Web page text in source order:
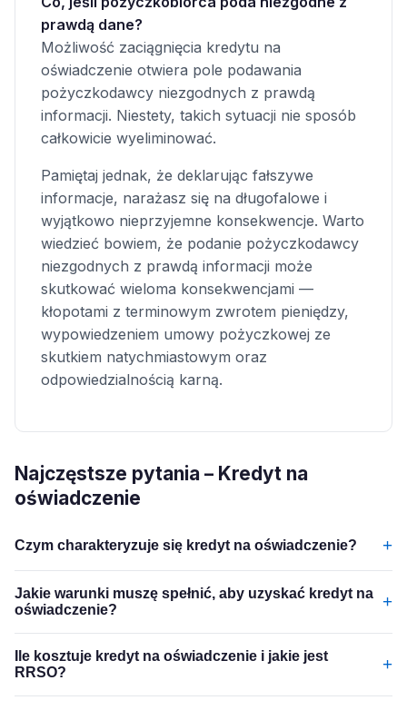
prawdą dane?
Możliwość zaciągnięcia kredytu na
oświadczenie otwiera pole podawania
pożyczkodawcy niezgodnych z prawdą
informacji. Niestety, takich sytuacji nie sposób
całkowicie wyeliminować.
Pamiętaj jednak, że deklarując fałszywe
informacje, narażasz się na długofalowe i
wyjątkowo nieprzyjemne konsekwencje. Warto
wiedzieć bowiem, że podanie pożyczkodawcy
niezgodnych z prawdą informacji może
skutkować wieloma konsekwencjami —
kłopotami z terminowym zwrotem pieniędzy,
wypowiedzeniem umowy pożyczkowej ze
skutkiem natychmiastowym oraz
odpowiedzialnością karną.
Najczęstsze pytania – Kredyt na
oświadczenie
Czym charakteryzuje się kredyt na oświadczenie? +
Jakie warunki muszę spełnić, aby uzyskać kredyt na
oświadczenie?
+
Ile kosztuje kredyt na oświadczenie i jakie jest
RRSO?
+